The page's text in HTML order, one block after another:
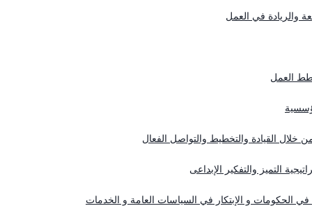
والريادة في العمل
خطط العمل
خلال القيادة والتخطيط والتواصل الفعال
التميز والتفكير الإبداعى
في الحكومات و الإبتكار في السياسات العامة و الخدمات